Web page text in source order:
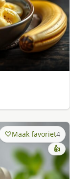
Maak favoriet4
👍